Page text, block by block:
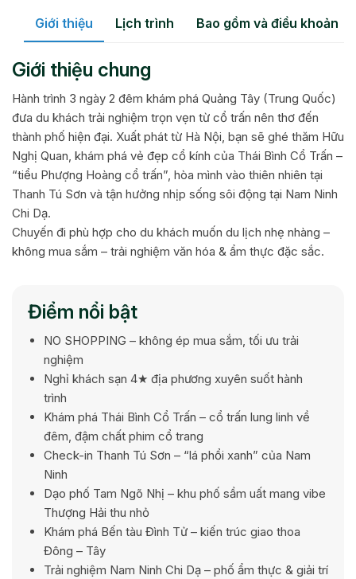
Giới thiệu Lịch trình Bao gồm và điều khoản
Giới thiệu chung
Hành trình 3 ngày 2 đêm khám phá Quảng Tây (Trung Quốc)
đưa du khách trải nghiệm trọn vẹn từ cổ trấn nên thơ đến
thành phố hiện đại. Xuất phát từ Hà Nội, bạn sẽ ghé thăm Hữu
Nghị Quan, khám phá vẻ đẹp cổ kính của Thái Bình Cổ Trấn –
“tiểu Phượng Hoàng cổ trấn”, hòa mình vào thiên nhiên tại
Thanh Tú Sơn và tận hưởng nhịp sống sôi động tại Nam Ninh
Chi Dạ.
Chuyến đi phù hợp cho du khách muốn du lịch nhẹ nhàng –
không mua sắm – trải nghiệm văn hóa & ẩm thực đặc sắc.
Điểm nổi bật
NO SHOPPING – không ép mua sắm, tối ưu trải
nghiệm
Nghỉ khách sạn 4★ địa phương xuyên suốt hành
trình
Khám phá Thái Bình Cổ Trấn – cổ trấn lung linh về
đêm, đậm chất phim cổ trang
Check-in Thanh Tú Sơn – “lá phổi xanh” của Nam
Ninh
Dạo phố Tam Ngõ Nhị – khu phố sầm uất mang vibe
Thượng Hải thu nhỏ
Khám phá Bến tàu Đình Tử – kiến trúc giao thoa
Đông – Tây
Trải nghiệm Nam Ninh Chi Dạ – phố ẩm thực & giải trí